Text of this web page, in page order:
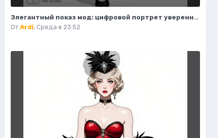
Элегантный показ мод: цифровой портрет уверенной в себе женщины. Изображение из нейронной сети Flux.1
От Ardi, Среда в 23:52